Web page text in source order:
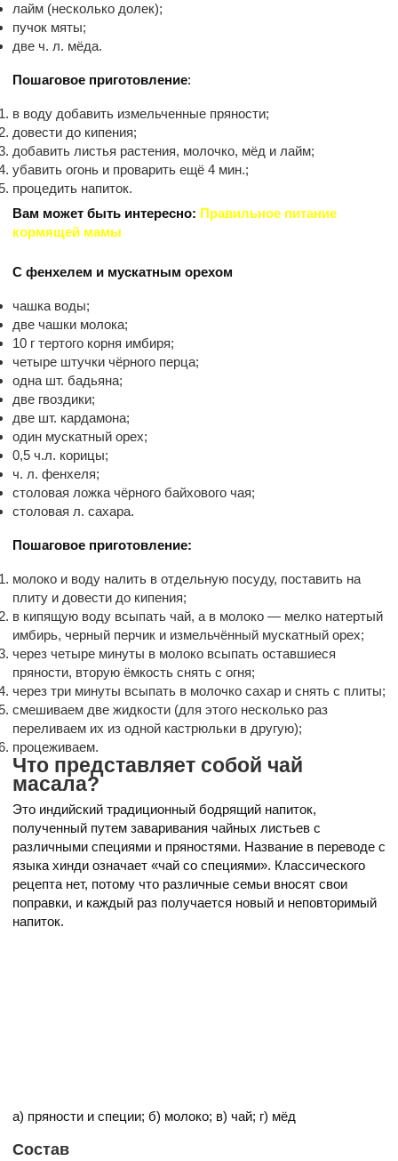
лайм (несколько долек);
пучок мяты;
две ч. л. мёда.
Пошаговое приготовление:
в воду добавить измельченные пряности;
довести до кипения;
добавить листья растения, молочко, мёд и лайм;
убавить огонь и проварить ещё 4 мин.;
процедить напиток.
Вам может быть интересно: Правильное питание
кормящей мамы
С фенхелем и мускатным орехом
чашка воды;
две чашки молока;
10 г тертого корня имбиря;
четыре штучки чёрного перца;
одна шт. бадьяна;
две гвоздики;
две шт. кардамона;
один мускатный орех;
0,5 ч.л. корицы;
ч. л. фенхеля;
столовая ложка чёрного байхового чая;
столовая л. сахара.
Пошаговое приготовление:
молоко и воду налить в отдельную посуду, поставить на
плиту и довести до кипения;
в кипящую воду всыпать чай, а в молоко — мелко натертый
имбирь, черный перчик и измельчённый мускатный орех;
через четыре минуты в молоко всыпать оставшиеся
пряности, вторую ёмкость снять с огня;
через три минуты всыпать в молочко сахар и снять с плиты;
смешиваем две жидкости (для этого несколько раз
переливаем их из одной кастрюльки в другую);
процеживаем.
Что представляет собой чай
масала?
Это индийский традиционный бодрящий напиток,
полученный путем заваривания чайных листьев с
различными специями и пряностями. Название в переводе с
языка хинди означает «чай со специями». Классического
рецепта нет, потому что различные семьи вносят свои
поправки, и каждый раз получается новый и неповторимый
напиток.
а) пряности и специи; б) молоко; в) чай; г) мёд
Состав